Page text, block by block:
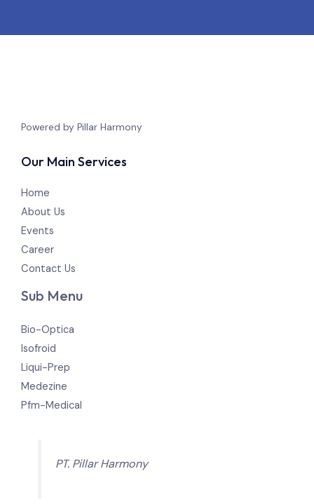
Powered by Pillar Harmony
Our Main Services
Home
About Us
Events
Career
Contact Us
Sub Menu
Bio-Optica
Isofroid
Liqui-Prep
Medezine
Pfm-Medical
PT. Pillar Harmony